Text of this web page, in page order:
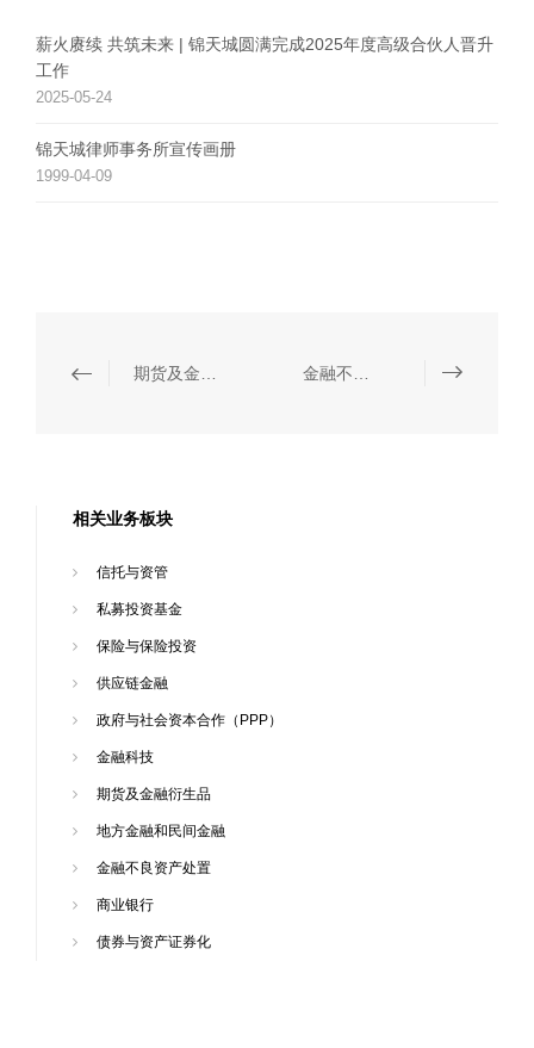
薪火赓续 共筑未来 | 锦天城圆满完成2025年度高级合伙人晋升
工作
2025-05-24
锦天城律师事务所宣传画册
1999-04-09
相关业务板块
信托与资管
私募投资基金
保险与保险投资
供应链金融
政府与社会资本合作（PPP）
金融科技
期货及金融衍生品
地方金融和民间金融
金融不良资产处置
商业银行
债券与资产证券化